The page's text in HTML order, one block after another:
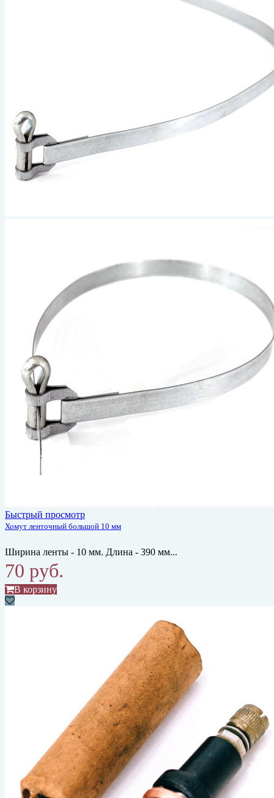
Быстрый просмотр
Хомут ленточный большой 10 мм
Ширина ленты - 10 мм. Длина - 390 мм...
70 руб.
В корзину